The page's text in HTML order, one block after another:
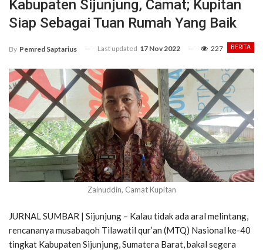
Kabupaten Sijunjung, Camat; Kupitan
Siap Sebagai Tuan Rumah Yang Baik
BERITA
By Pemred Saptarius Last updated 17 Nov 2022 227
Zainuddin, Camat Kupitan
JURNAL SUMBAR | Sijunjung – Kalau tidak ada aral melintang,
rencananya musabaqoh Tilawatil qur’an (MTQ) Nasional ke-40
tingkat Kabupaten Sijunjung, Sumatera Barat, bakal segera